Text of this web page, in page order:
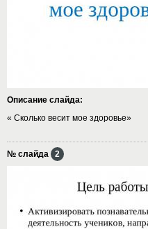
Описание слайда:
« Сколько весит мое здоровье»
№ слайда 2